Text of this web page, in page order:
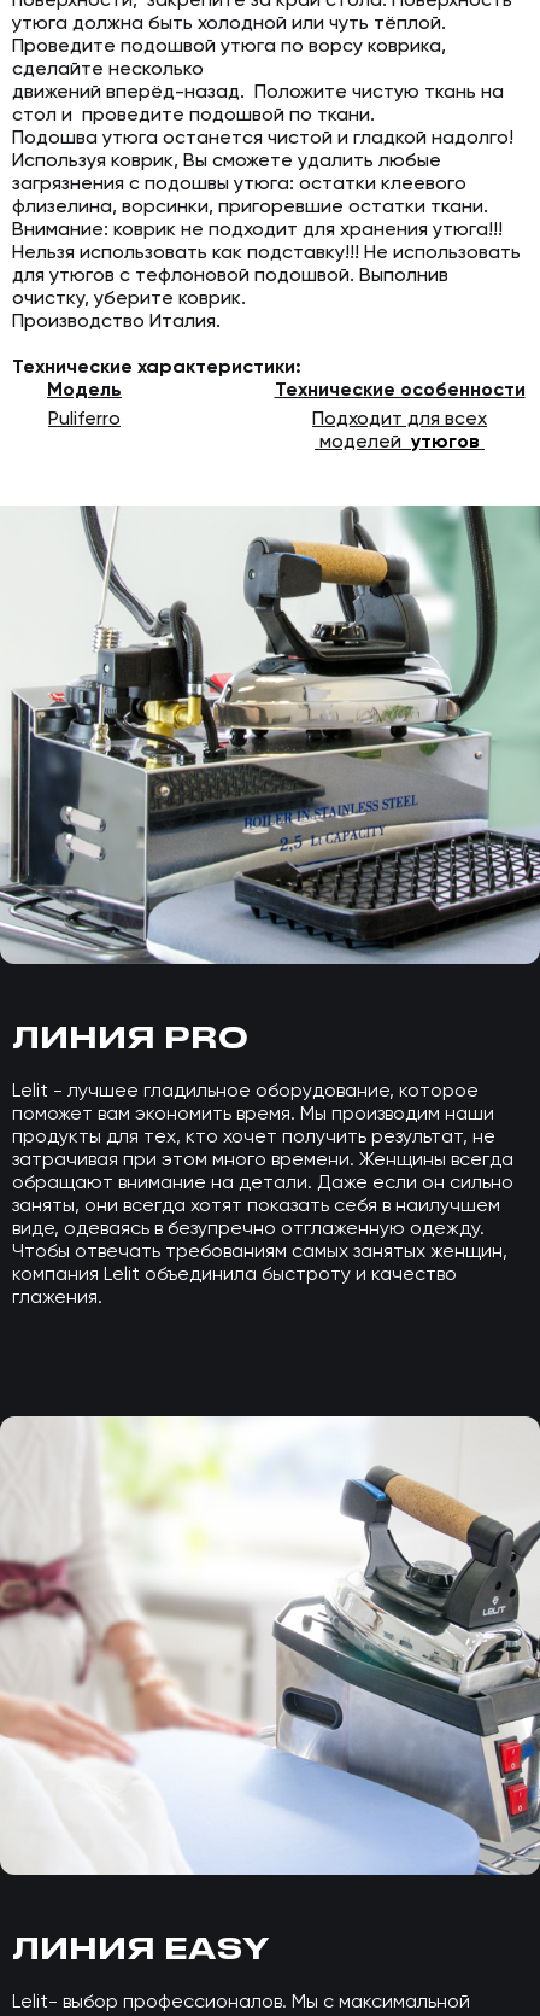
утюга должна быть холодной или чуть тёплой.
Проведите подошвой утюга по ворсу коврика,
сделайте несколько
движений вперёд-назад. Положите чистую ткань на
стол и проведите подошвой по ткани.
Подошва утюга останется чистой и гладкой надолго!
Используя коврик, Вы сможете удалить любые
загрязнения с подошвы утюга: остатки клеевого
флизелина, ворсинки, пригоревшие остатки ткани.
Внимание: коврик не подходит для хранения утюга!!!
Нельзя использовать как подставку!!! Не использовать
для утюгов с тефлоновой подошвой. Выполнив
очистку, уберите коврик.
Производство Италия.
Технические характеристики:
Модель
Технические особенности
Puliferro
Подходит для всех
моделей утюгов
ЛИНИЯ PRO
Lelit - лучшее гладильное оборудование, которое
поможет вам экономить время. Мы производим наши
продукты для тех, кто хочет получить результат, не
затрачивая при этом много времени. Женщины всегда
обращают внимание на детали. Даже если он сильно
заняты, они всегда хотят показать себя в наилучшем
виде, одеваясь в безупречно отглаженную одежду.
Чтобы отвечать требованиям самых занятых женщин,
компания Lelit объединила быстроту и качество
глажения.
ЛИНИЯ EASY
Lelit- выбор профессионалов. Мы с максимальной